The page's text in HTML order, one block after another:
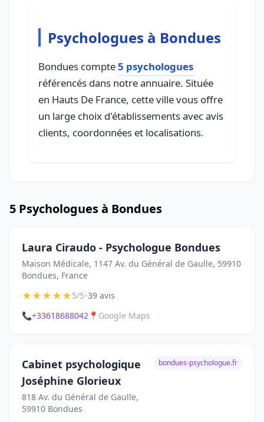
Psychologues à Bondues
Bondues compte5 psychologues
référencés dans notre annuaire. Située
en Hauts De France, cette ville vous offre
un large choix d'établissements avec avis
clients, coordonnées et localisations.
5 Psychologues à Bondues
Laura Ciraudo - Psychologue Bondues
Maison Médicale, 1147 Av. du Général de Gaulle, 59910
Bondues, France
★★★★★5/5•39 avis
📞+33618688042 📍 Google Maps
Cabinet psychologique
Joséphine Glorieux
818 Av. du Général de Gaulle,
59910 Bondues
bondues-psychologue.fr